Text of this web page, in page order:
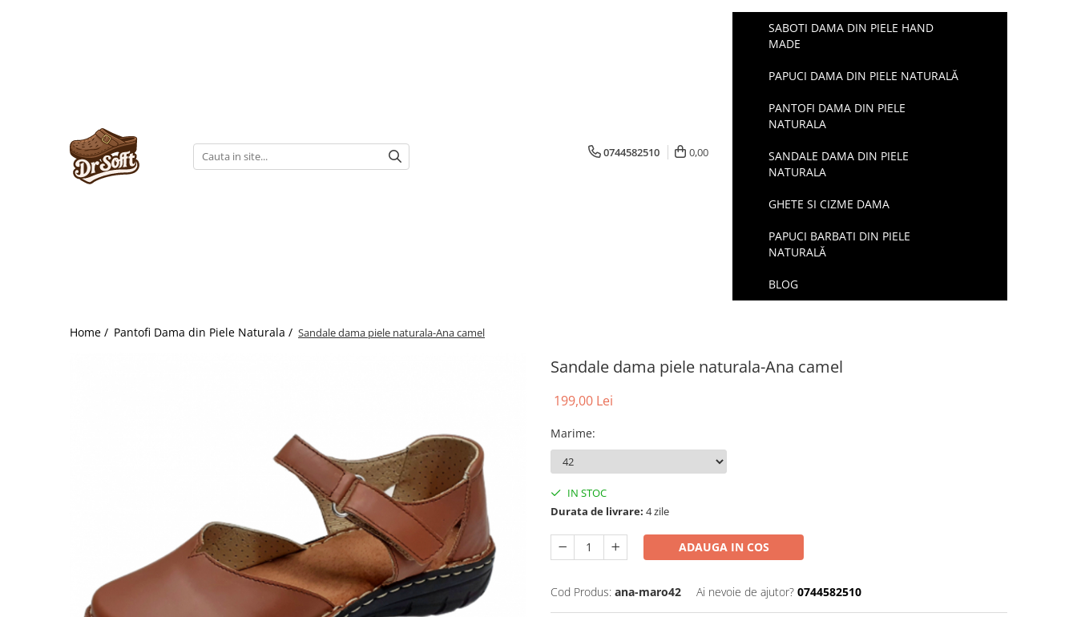
0744582510 0,00
SABOTI DAMA DIN PIELE HAND
MADE
PAPUCI DAMA DIN PIELE NATURALĂ
PANTOFI DAMA DIN PIELE
NATURALA
SANDALE DAMA DIN PIELE
NATURALA
GHETE SI CIZME DAMA
PAPUCI BARBATI DIN PIELE
NATURALĂ
BLOG
Home / Pantofi Dama din Piele Naturala / Sandale dama piele naturala-Ana camel
Sandale dama piele naturala-Ana camel
199,00 Lei
Marime:
IN STOC
Durata de livrare: 4 zile
ADAUGA IN COS
Cod Produs: ana-maro42 Ai nevoie de ajutor? 0744582510